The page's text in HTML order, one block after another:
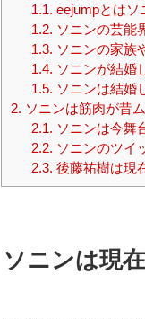
1.1. eejumpとはソ
1.2. ソニンの芸能
1.3. ソニンの家族
1.4. ソニンが結婚
1.5. ソニンは結婚
2. ソニンは筋肉が昔
2.1. ソニンは今舞
2.2. ソニンのツイ
2.3. 後藤祐樹は現
ソニンは現